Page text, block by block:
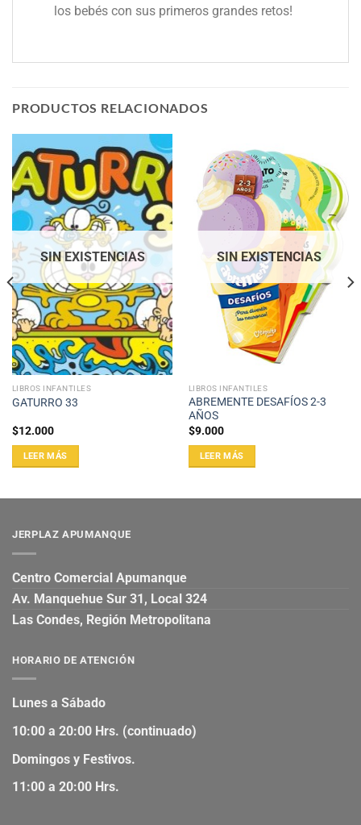
los bebés con sus primeros grandes retos!
PRODUCTOS RELACIONADOS
SIN EXISTENCIAS
LIBROS INFANTILES
GATURRO 33
$12.000
LEER MÁS
SIN EXISTENCIAS
LIBROS INFANTILES
ABREMENTE DESAFÍOS 2-3
AÑOS
$9.000
LEER MÁS
JERPLAZ APUMANQUE
Centro Comercial Apumanque
Av. Manquehue Sur 31, Local 324
Las Condes, Región Metropolitana
HORARIO DE ATENCIÓN
Lunes a Sábado
10:00 a 20:00 Hrs. (continuado)
Domingos y Festivos.
11:00 a 20:00 Hrs.